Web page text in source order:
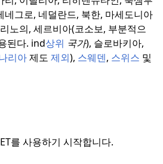
네그로, 네덜란드, 북한, 마세도니아
노의, 세르비아(코소보, 부분적으
된다. ind상위 국가), 슬로바키아,
리아제도 제외), 스웨덴, 스위스 및
를 사용하기 시작합니다.